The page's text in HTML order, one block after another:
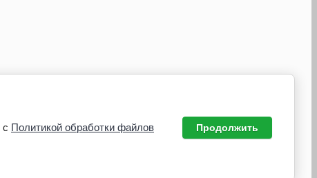
с Политикой обработки файлов
Продолжить